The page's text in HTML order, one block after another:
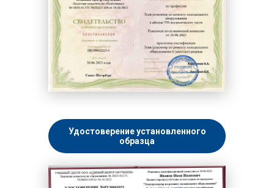
Удостоверение установленного
образца